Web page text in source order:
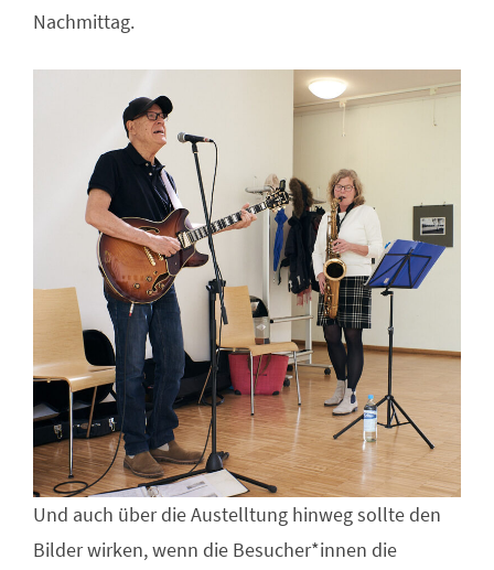
Nachmittag.
Und auch über die Austelltung hinweg sollte den
Bilder wirken, wenn die Besucher*innen die